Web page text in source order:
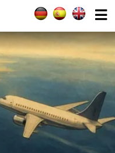
Selecteer de taal